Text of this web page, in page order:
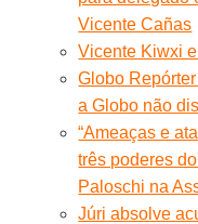
Vicente Cañas
Vicente Kiwxi
Globo
a Globo não
“Ameaças e
três poderes
Paloschi na
Júri absolve